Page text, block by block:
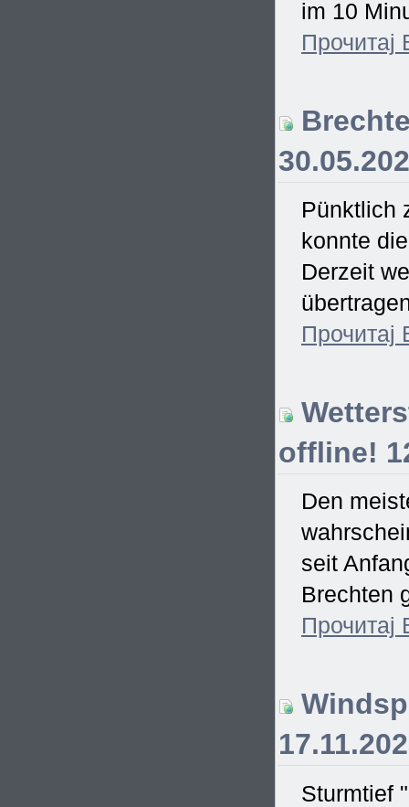
im 10
Pünktlich
konnte
Derzeit
offline!
Den
seit
Brechten
Sturmtief